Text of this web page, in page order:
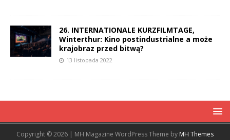
26. INTERNATIONALE KURZFILMTAGE,
Winterthur: Kino postindustrialne a może
krajobraz przed bitwą?
13 listopada 2022
Copyright © 2026 | MH Magazine WordPress Theme by MH Themes